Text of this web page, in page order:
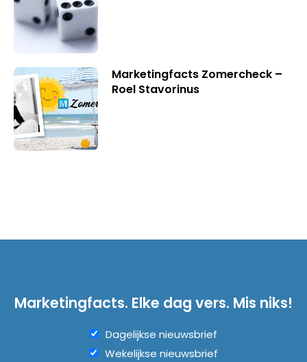
Marketingfacts Zomercheck –
Roel Stavorinus
Marketingfacts. Elke dag vers. Mis niks!
Dagelijkse nieuwsbrief
Wekelijkse nieuwsbrief